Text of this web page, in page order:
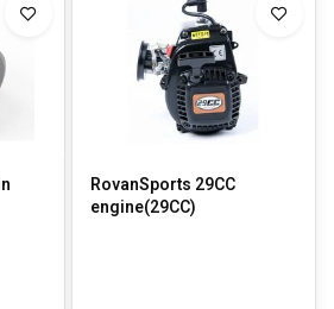
RovanSports 29CC
engine(29CC)